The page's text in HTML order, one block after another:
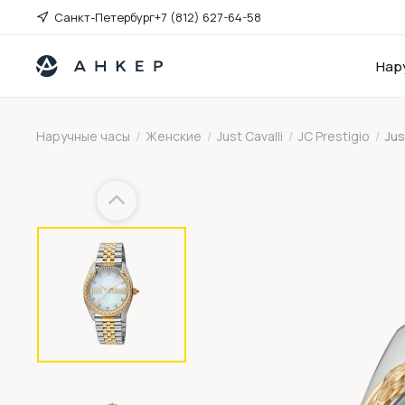
Санкт-Петербург+7 (812) 627-64-58
Наручные часы / Женские / Just Cavalli / JC Prestigio /
Previous